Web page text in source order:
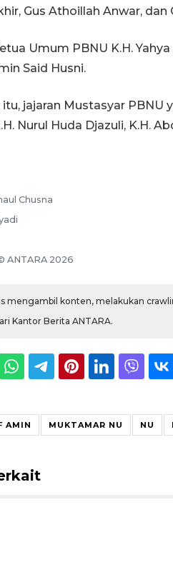
Gus Athoillah Anwar, dan
Umum PBNU K.H.
Said Husni.
jajaran Mustasyar PBNU
Nurul Huda Djazuli, K.H.
Chusna
ANTARA 2026
mengambil konten, melakukan
Kantor Berita ANTARA.
AMIN MUKTAMAR NU NU